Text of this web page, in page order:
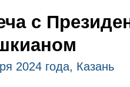
с
2024 года, Казань